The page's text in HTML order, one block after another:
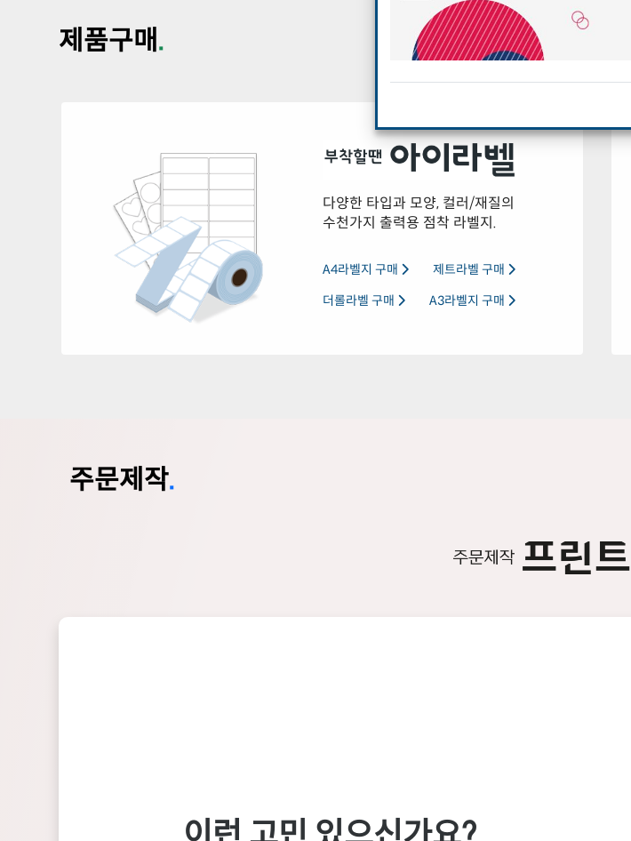
제품구매.
다양한 타입과 모양, 컬러/재질의
수천가지 출력용 점착 라벨지.
A4라벨지 구매
제트라벨 구매
더롤라벨 구매
A3라벨지 구매
주문제작.